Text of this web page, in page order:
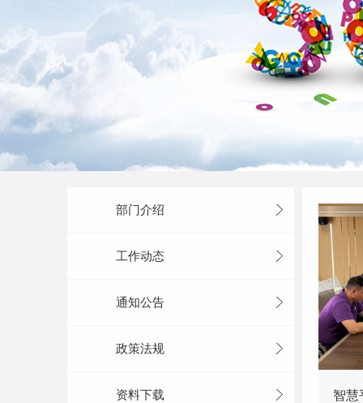
部门介绍
工作动态
通知公告
政策法规
资料下载 智慧